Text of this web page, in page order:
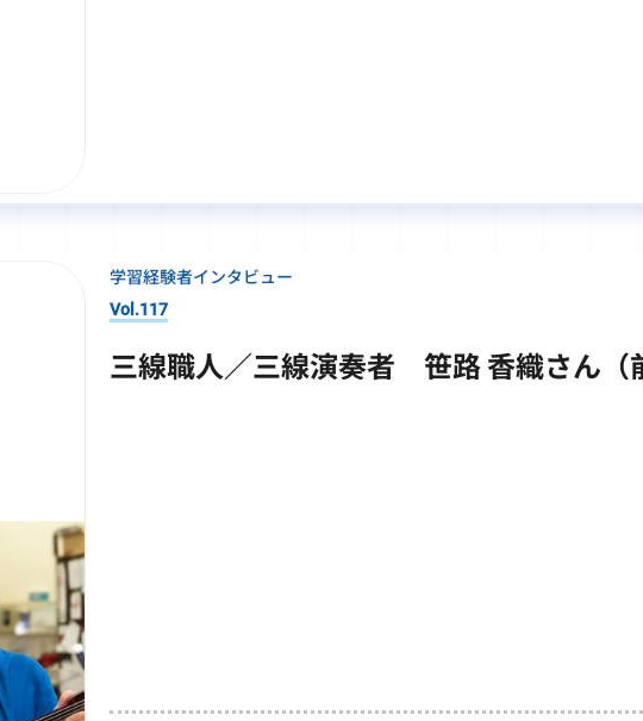
学習経験者インタビュー
Vol.117
三線職人／三線演奏者 笹路 香織さん（